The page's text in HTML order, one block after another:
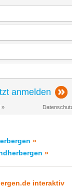
anmelden
»
»
»
interaktiv